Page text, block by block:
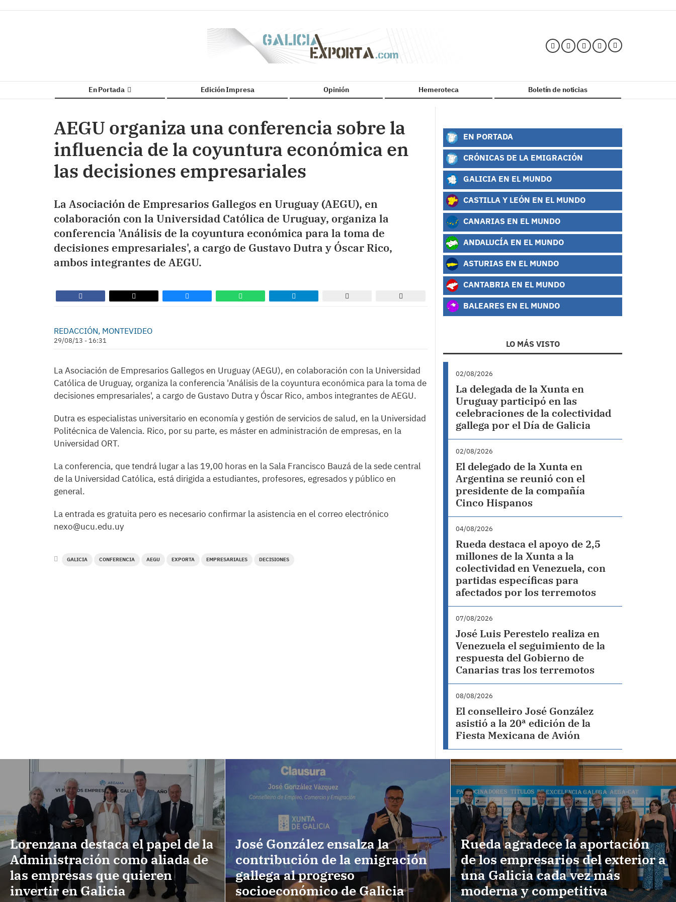
En Portada Edición Impresa Opinión Hemeroteca Boletín de noticias
AEGU organiza una conferencia sobre la
influencia de la coyuntura económica en
las decisiones empresariales
La Asociación de Empresarios Gallegos en Uruguay (AEGU), en
colaboración con la Universidad Católica de Uruguay, organiza la
conferencia 'Análisis de la coyuntura económica para la toma de
decisiones empresariales', a cargo de Gustavo Dutra y Óscar Rico,
ambos integrantes de AEGU.
REDACCIÓN, MONTEVIDEO
29/08/13 - 16:31
La Asociación de Empresarios Gallegos en Uruguay (AEGU), en colaboración con la Universidad
Católica de Uruguay, organiza la conferencia 'Análisis de la coyuntura económica para la toma de
decisiones empresariales', a cargo de Gustavo Dutra y Óscar Rico, ambos integrantes de AEGU.
Dutra es especialistas universitario en economía y gestión de servicios de salud, en la Universidad
Politécnica de Valencia. Rico, por su parte, es máster en administración de empresas, en la
Universidad ORT.
La conferencia, que tendrá lugar a las 19,00 horas en la Sala Francisco Bauzá de la sede central
de la Universidad Católica, está dirigida a estudiantes, profesores, egresados y público en
general.
La entrada es gratuita pero es necesario confirmar la asistencia en el correo electrónico
nexo@ucu.edu.uy
GALICIA CONFERENCIA AEGU EXPORTA EMPRESARIALES DECISIONES
EN PORTADA
CRÓNICAS DE LA EMIGRACIÓN
GALICIA EN EL MUNDO
CASTILLA Y LEÓN EN EL MUNDO
CANARIAS EN EL MUNDO
ANDALUCÍA EN EL MUNDO
ASTURIAS EN EL MUNDO
CANTABRIA EN EL MUNDO
BALEARES EN EL MUNDO
LO MÁS VISTO
02/08/2026
La delegada de la Xunta en
Uruguay participó en las
celebraciones de la colectividad
gallega por el Día de Galicia
02/08/2026
El delegado de la Xunta en
Argentina se reunió con el
presidente de la compañía
Cinco Hispanos
04/08/2026
Rueda destaca el apoyo de 2,5
millones de la Xunta a la
colectividad en Venezuela, con
partidas específicas para
afectados por los terremotos
07/08/2026
José Luis Perestelo realiza en
Venezuela el seguimiento de la
respuesta del Gobierno de
Canarias tras los terremotos
08/08/2026
El conselleiro José González
asistió a la 20ª edición de la
Fiesta Mexicana de Avión
Lorenzana destaca el papel de la
Administración como aliada de
las empresas que quieren
invertir en Galicia
José González ensalza la
contribución de la emigración
gallega al progreso
socioeconómico de Galicia
Rueda agradece la aportación
de los empresarios del exterior a
una Galicia cada vez más
moderna y competitiva